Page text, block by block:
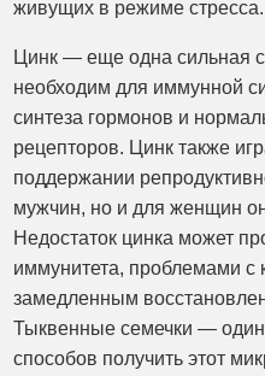
живущих в режиме стресса.
Цинк — еще одна сильная
необходим для иммунной
синтеза гормонов и
рецепторов. Цинк также
поддержании
мужчин, но и для женщин
Недостаток цинка может
иммунитета, проблемами с
замедленным
Тыквенные семечки —
способов получить этот